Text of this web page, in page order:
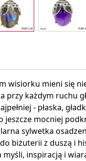
wisiorku mieni się
przy każdym ruchu
- płaska,
jeszcze mocniej
sylwetka
biżuterii z duszą i
inspiracją i wiarą